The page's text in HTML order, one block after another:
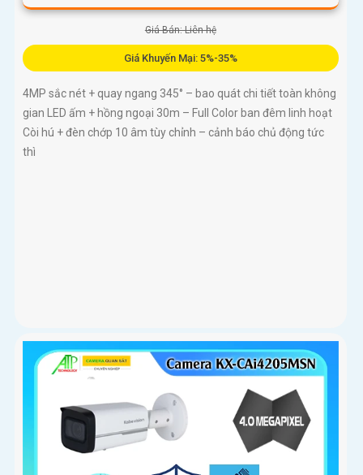
Giá Bán: Liên hệ
Giá Khuyến Mại: 5%-35%
4MP sắc nét + quay ngang 345° – bao quát chi tiết toàn không
gian LED ấm + hồng ngoại 30m – Full Color ban đêm linh hoạt
Còi hú + đèn chớp 10 âm tùy chỉnh – cảnh báo chủ động tức
thì